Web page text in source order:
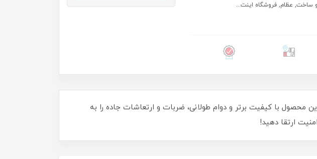
ساخت, عظام, فروشگاه اینت...
محصول با کیفیت برتر و دوام طولانی، ضربات و ارتعاشات جاده را به
ارتقا دهید!